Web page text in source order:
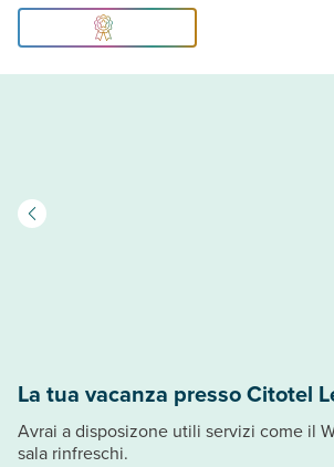
La tua vacanza presso Citotel
Avrai a disposizone utili servizi come il
sala rinfreschi.